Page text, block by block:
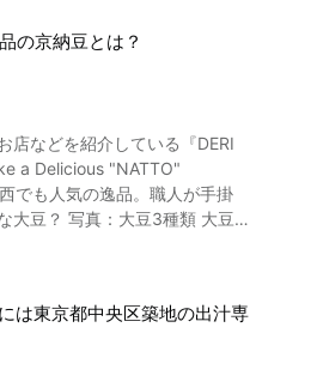
の畜産が全国に知られるよう
。 動画では、より肉の味がダ
覧になることができます。
高の状態に焼き上げてくれま
賀へ観光に出かけたくなりま
の京納豆とは？
店などを紹介している『DERI
a Delicious "NATTO"
でも人気の逸品。職人が手掛
で皮が口に残ることがありま
豆納豆（あかだいずなっと
は東京都中央区築地の出汁専